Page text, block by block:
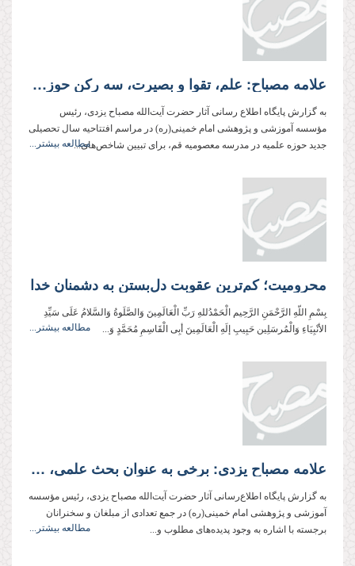
علامه مصباح: علم، تقوا و بصیرت، سه رکن حوزه علمیه تراز انقلاب اسلامی است
به گزارش پایگاه اطلاع رسانی آثار حضرت آیت‌الله مصباح یزدی، رئیس
مؤسسه آموزشی و پژوهشی امام خمینی(ره) در مراسم افتتاحیه سال تحصیلی
جدید حوزه علمیه در مدرسه معصومیه قم، برای تبیین شاخص‌های...مطالعه بیشتر...
محرومیت؛ کم‌ترین عقوبت دل‌بستن به دشمنان خدا
بِسْمِ اللّهِ الرَّحْمَنِ الرَّحِیم الْحَمْدُللهِ رَبِّ الْعَالَمِینَ وَالصَّلَوةُ وَالسَّلامُ عَلَی سَیِّدِ
الأنْبِیَاءِ وَالْمُرسَلِین حَبِیبِ إلَهِ الْعَالَمِینَ أبِی الْقَاسِمِ مُحَمَّدٍ وَ...
مطالعه بیشتر...
علامه مصباح یزدی: برخی به عنوان بحث علمی، ریشه نظام اسلامی و ولایت‌فقیه را می‌زنند
به گزارش پایگاه اطلاع‌رسانی آثار حضرت آیت‌الله مصباح یزدی، رئیس مؤسسه
آموزشی و پژوهشی امام خمینی(ره) در جمع تعدادی از مبلغان و سخنرانان
برجسته با اشاره به وجود پدیده‌های مطلوب و...
مطالعه بیشتر...